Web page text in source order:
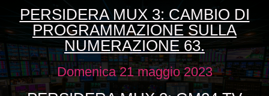
PERSIDERA MUX 3: CAMBIO DI
PROGRAMMAZIONE SULLA
NUMERAZIONE 63.
Domenica 21 maggio 2023